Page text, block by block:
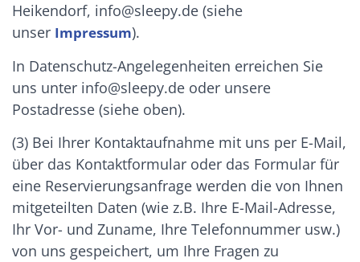
Heikendorf, info@sleepy.de (siehe
unser Impressum).
In Datenschutz-Angelegenheiten erreichen Sie
uns unter info@sleepy.de oder unsere
Postadresse (siehe oben).
(3) Bei Ihrer Kontaktaufnahme mit uns per E-Mail,
über das Kontaktformular oder das Formular für
eine Reservierungsanfrage werden die von Ihnen
mitgeteilten Daten (wie z.B. Ihre E-Mail-Adresse,
Ihr Vor- und Zuname, Ihre Telefonnummer usw.)
von uns gespeichert, um Ihre Fragen zu